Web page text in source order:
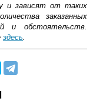
и зависят от таких
заказанных
и обстоятельств.
здесь.